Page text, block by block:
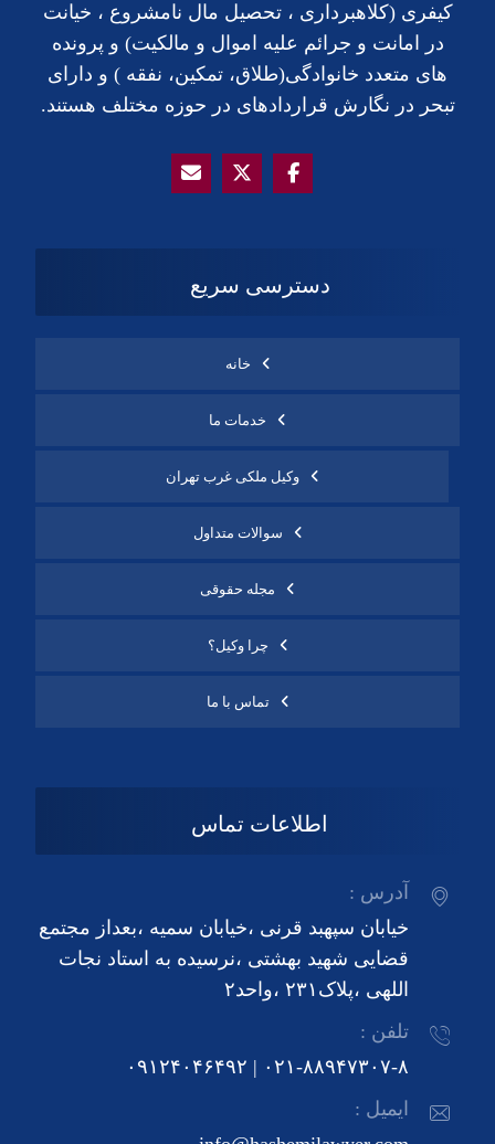
کیفری (کلاهبرداری ، تحصیل مال نامشروع ، خیانت
در امانت و جرائم علیه اموال و مالکیت) و پرونده
های متعدد خانوادگی(طلاق، تمکین، نفقه ) و دارای
تبحر در نگارش قراردادهای در حوزه مختلف هستند.
دسترسی سریع
خانه
خدمات ما
وکیل ملکی غرب تهران
سوالات متداول
مجله حقوقی
چرا وکیل؟
تماس با ما
اطلاعات تماس
آدرس :
خیابان سپهبد قرنی ،خیابان سمیه ،بعداز مجتمع
قضایی شهید بهشتی ،نرسیده به استاد نجات
اللهی ،پلاک۲۳۱ ،واحد۲
تلفن :
۰۲۱-۸۸۹۴۷۳۰۷-۸ | ۰۹۱۲۴۰۴۶۴۹۲
ایمیل :